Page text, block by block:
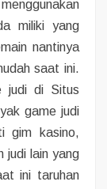
miliki yang
nantinya
saat ini.
judi di Situs
game judi
gim kasino,
judi lain yang
ini taruhan